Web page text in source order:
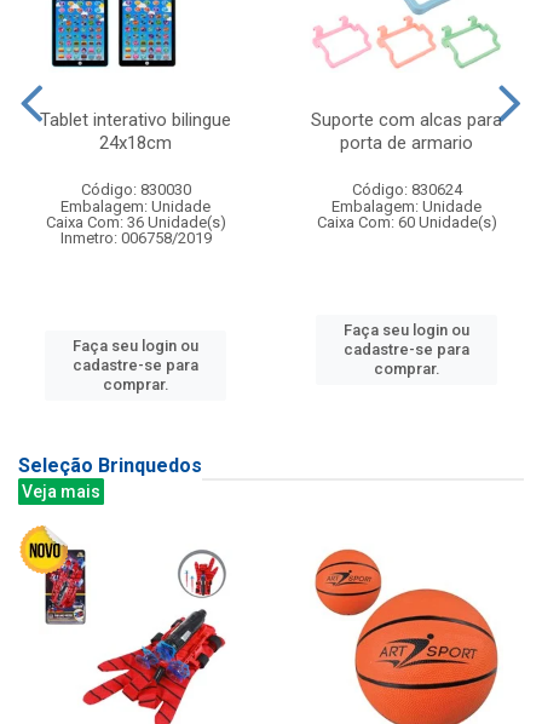
Tablet interativo bilingue
24x18cm
Código: 830030
Embalagem: Unidade
Caixa Com: 36 Unidade(s)
Inmetro: 006758/2019
Faça seu login ou
cadastre-se para
comprar.
Suporte com alcas para
porta de armario
Código: 830624
Embalagem: Unidade
Caixa Com: 60 Unidade(s)
Faça seu login ou
cadastre-se para
comprar.
Seleção Brinquedos
Veja mais